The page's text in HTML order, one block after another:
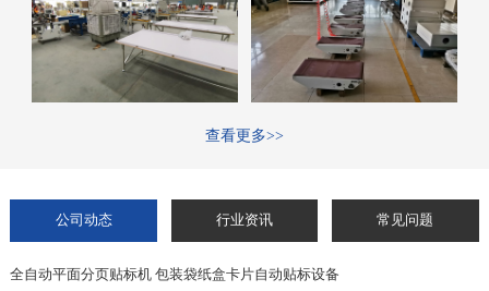
查看更多>>
公司动态 行业资讯 常见问题
全自动平面分页贴标机 包装袋纸盒卡片自动贴标设备